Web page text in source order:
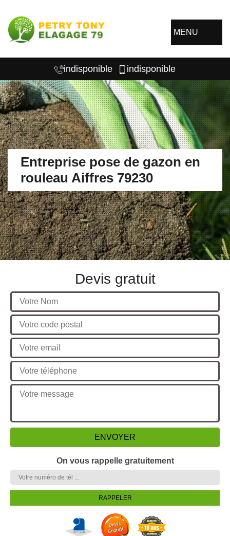
MENU
indisponible indisponible
Entreprise pose de gazon en
rouleau Aiffres 79230
Devis gratuit
On vous rappelle gratuitement